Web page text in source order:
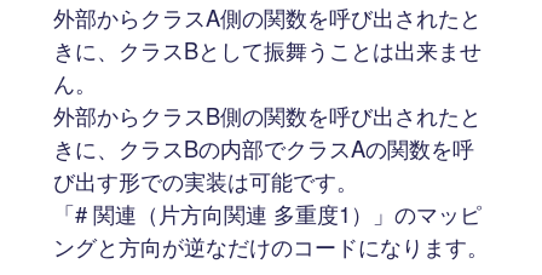
外部からクラスA側の関数を呼び出されたと
きに、クラスBとして振舞うことは出来ませ
ん。
外部からクラスB側の関数を呼び出されたと
きに、クラスBの内部でクラスAの関数を呼
び出す形での実装は可能です。
「# 関連（片方向関連 多重度1）」のマッピ
ングと方向が逆なだけのコードになります。